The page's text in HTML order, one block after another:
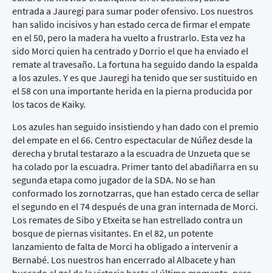
entrada a Jauregi para sumar poder ofensivo. Los nuestros
han salido incisivos y han estado cerca de firmar el empate
en el 50, pero la madera ha vuelto a frustrarlo. Esta vez ha
sido Morci quien ha centrado y Dorrio el que ha enviado el
remate al travesaño. La fortuna ha seguido dando la espalda
a los azules. Y es que Jauregi ha tenido que ser sustituido en
el 58 con una importante herida en la pierna producida por
los tacos de Kaiky.
Los azules han seguido insistiendo y han dado con el premio
del empate en el 66. Centro espectacular de Núñez desde la
derecha y brutal testarazo a la escuadra de Unzueta que se
ha colado por la escuadra. Primer tanto del abadiñarra en su
segunda etapa como jugador de la SDA. No se han
conformado los zornotzarras, que han estado cerca de sellar
el segundo en el 74 después de una gran internada de Morci.
Los remates de Sibo y Etxeita se han estrellado contra un
bosque de piernas visitantes. En el 82, un potente
lanzamiento de falta de Morci ha obligado a intervenir a
Bernabé. Los nuestros han encerrado al Albacete y han